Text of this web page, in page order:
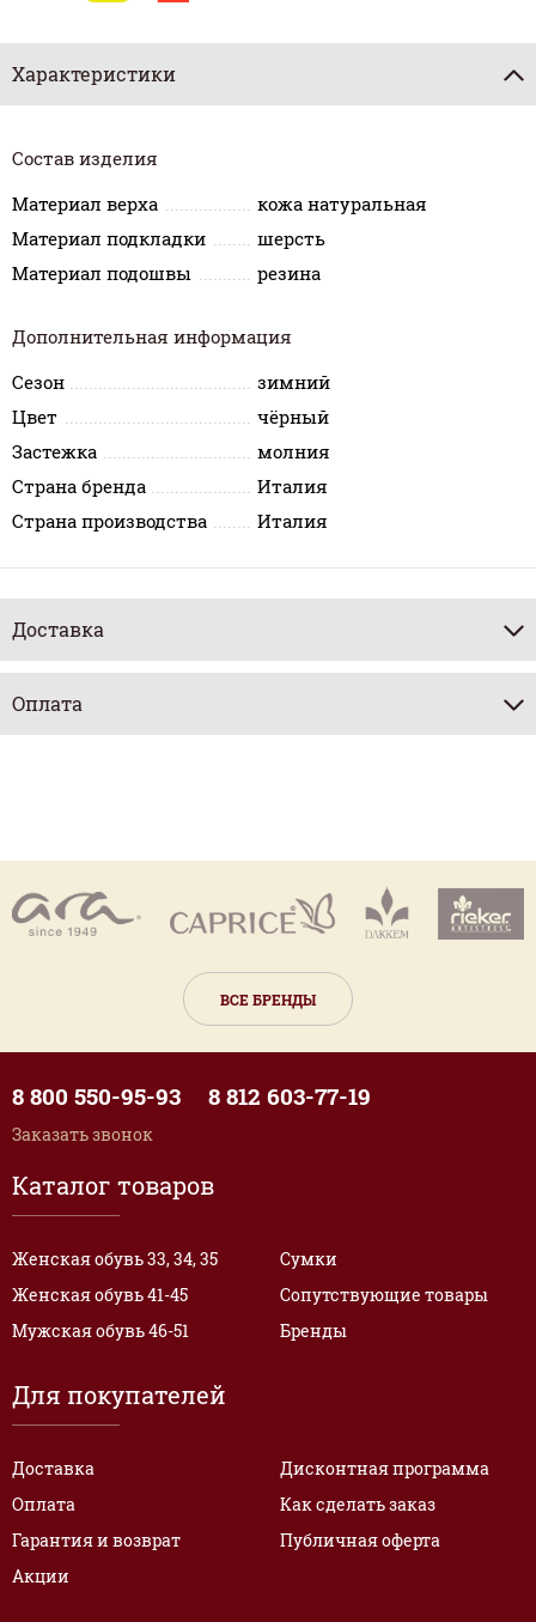
Характеристики
Состав изделия
Материал верха
кожа натуральная
Материал подкладки
шерсть
Материал подошвы
резина
Дополнительная информация
Сезон
зимний
Цвет
чёрный
Застежка
молния
Страна бренда
Италия
Страна производства
Италия
Доставка
Оплата
ВСЕ БРЕНДЫ
Каталог товаров
Женская обувь 33, 34, 35
Женская обувь 41-45
Мужская обувь 46-51
Сумки
Сопутствующие товары
Бренды
Для покупателей
Доставка
Оплата
Гарантия и возврат
Акции
Дисконтная программа
Как сделать заказ
Публичная оферта
8 800 550-95-93 8 812 603-77-19
Заказать звонок